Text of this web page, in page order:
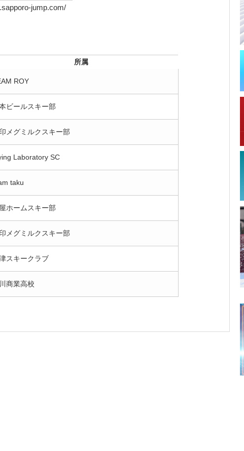
jump.com/
所属
ROY
ビールスキー部
メグミルクスキー部
Laboratory SC
taku
ホームスキー部
メグミルクスキー部
スキークラブ
商業高校